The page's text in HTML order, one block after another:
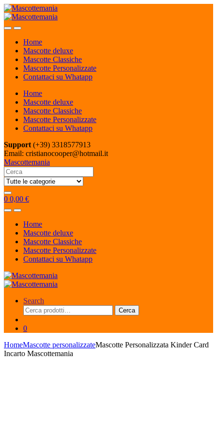
Skip
to
navigation
Skip
to
content
Home
Mascotte deluxe
Mascotte Classiche
Mascotte Personalizzate
Contattaci su Whatapp
Home
Mascotte deluxe
Mascotte Classiche
Mascotte Personalizzate
Contattaci su Whatapp
Support (+39) 3318577913
Email: cristianocooper@hotmail.it
Mascottemania
Search
for:
0 0,00 €
Home
Mascotte deluxe
Mascotte Classiche
Mascotte Personalizzate
Contattaci su Whatapp
Search
Cerca:
Cerca
0
HomeMascotte personalizzateMascotte Personalizzata Kinder Card
Incarto Mascottemania